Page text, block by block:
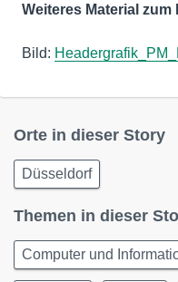
Weiteres Material zum
Bild:
Orte in dieser Story
Düsseldorf
Themen in dieser
Computer und